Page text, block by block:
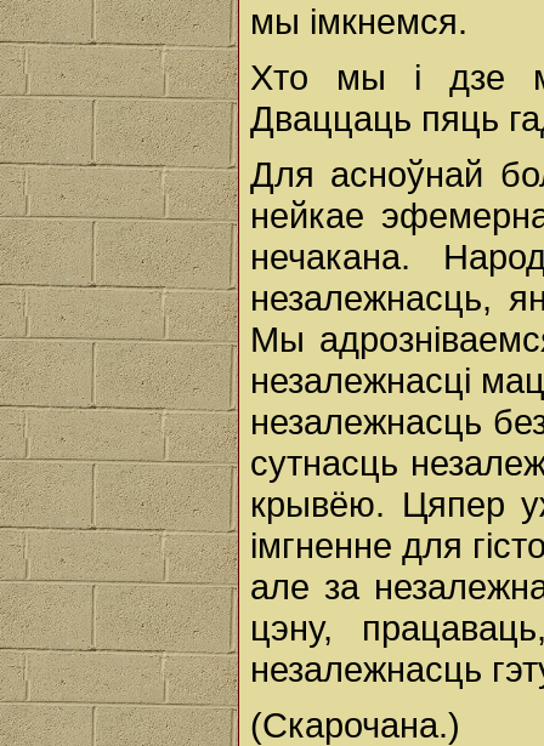
мы імкнемся.
Хто мы і дзе
Дваццаць пяць
Для асноўнай
нейкае
нечакана.
незалежнасць,
Мы
незалежнасці
незалежнасць
сутнасць
крывёю. Цяпер
імгненне для
але за
цэну,
незалежнасць
(Скарочана.)